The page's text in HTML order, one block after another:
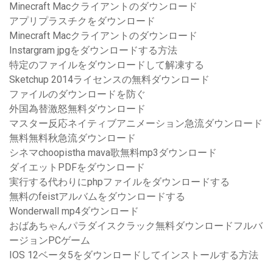
Minecraft Macクライアントのダウンロード
アプリプラスチクをダウンロード
Minecraft Macクライアントのダウンロード
Instargram jpgをダウンロードする方法
特定のファイルをダウンロードして解凍する
Sketchup 2014ライセンスの無料ダウンロード
ファイルのダウンロードを防ぐ
外国為替激怒無料ダウンロード
マスター反応ネイティブアニメーション急流ダウンロード
無料無料秋急流ダウンロード
シネマchoopistha mava歌無料mp3ダウンロード
ダイエットPDFをダウンロード
実行する代わりにphpファイルをダウンロードする
無料のfeistアルバムをダウンロードする
Wonderwall mp4ダウンロード
おばあちゃんパラダイスクラック無料ダウンロードフルバ
ージョンPCゲーム
IOS 12ベータ5をダウンロードしてインストールする方法